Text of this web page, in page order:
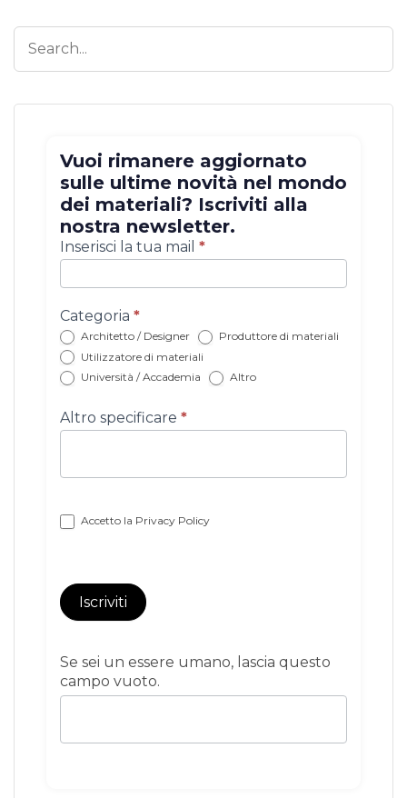
Vuoi rimanere aggiornato
sulle ultime novità nel mondo
dei materiali? Iscriviti alla
nostra newsletter.
Iscrizione
newsletter
con
Inserisci la tua mail *
Categoria *
Architetto / Designer
Produttore di materiali
Utilizzatore di materiali
Università / Accademia
Altro
Altro specificare *
Accetto la Privacy Policy
Iscriviti
Se sei un essere umano, lascia questo
campo vuoto.